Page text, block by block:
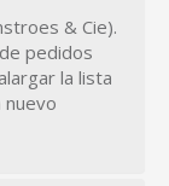
& Cie).
pedidos
la lista
nuevo